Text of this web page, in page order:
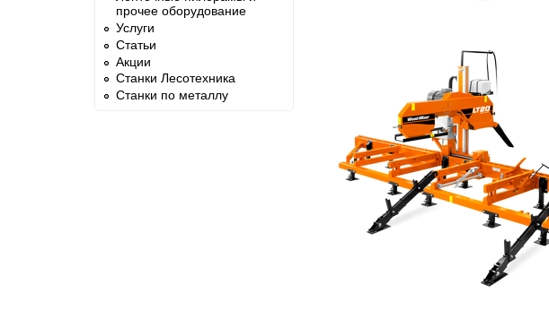
прочее оборудование
Услуги
Статьи
Акции
Станки Лесотехника
Станки по металлу